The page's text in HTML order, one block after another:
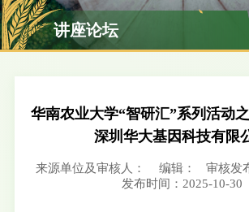
讲座论坛
华南农业大学“智研汇”系列活动
深圳华大基因科技有限
来源单位及审核人： 编辑：
审核发
发布时间：2025-10-30